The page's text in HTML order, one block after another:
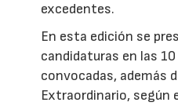
excedentes.
En esta edición se
candidaturas en las
convocadas, además
Extraordinario, según